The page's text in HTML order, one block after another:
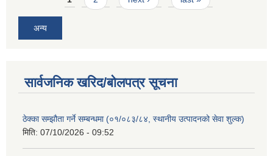
अन्य
सार्वजनिक खरिद/बोलपत्र सूचना
ठेक्का सम्झौता गर्ने सम्बन्धमा (०१/०८३/८४, स्थानीय उत्पादनको सेवा शुल्क)
मिति: 07/10/2026 - 09:52